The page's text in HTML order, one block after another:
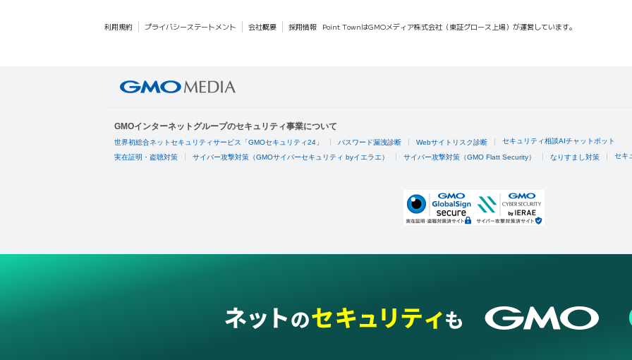
利用規約 プライバシーステートメント 会社概要 採用情報 Point TownはGMOメディア株式会社（東証グロース上場）が運営しています。
GMOインターネットグループのセキュリティ事業について
世界初総合ネットセキュリティサービス「GMOセキュリティ24」 パスワード漏洩診断 Webサイトリスク診断 セキュリティ相談AIチャットボット
実在証明・盗聴対策 サイバー攻撃対策（GMOサイバーセキュリティ byイエラエ） サイバー攻撃対策（GMO Flatt Security） なりすまし対策 セキ